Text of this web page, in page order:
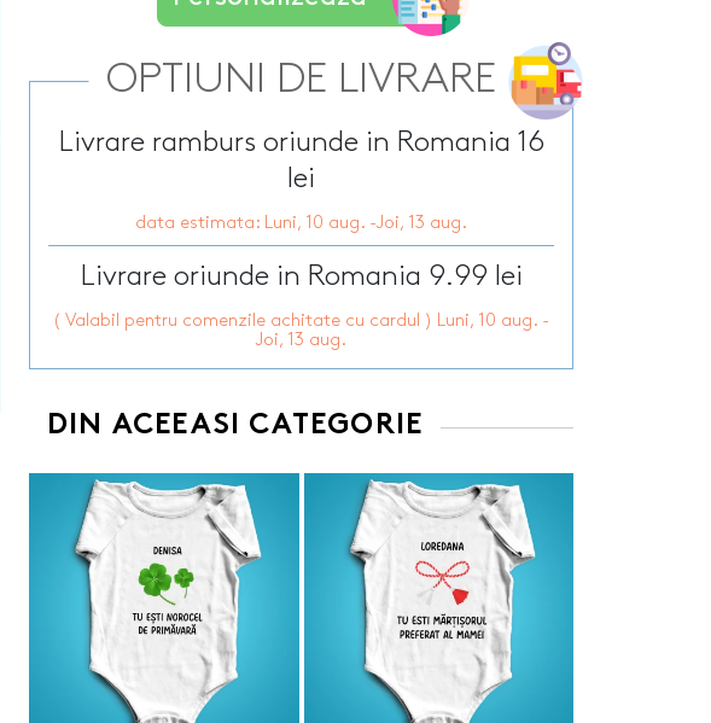
Sorturi de bucatarie
Steaguri auto personalizate
Sticle de buzunar personalizate
Suporturi pentru lumanări
Tirbusoane personalizate
Tocatoare personalizate
Tricouri personalizate HOT
Tablouri canvas
OPTIUNI DE LIVRARE
Livrare ramburs oriunde in Romania 16
lei
data estimata: Luni, 10 aug. -Joi, 13 aug.
Livrare oriunde in Romania 9.99 lei
( Valabil pentru comenzile achitate cu cardul ) Luni, 10 aug. -
Joi, 13 aug.
DIN ACEEASI CATEGORIE